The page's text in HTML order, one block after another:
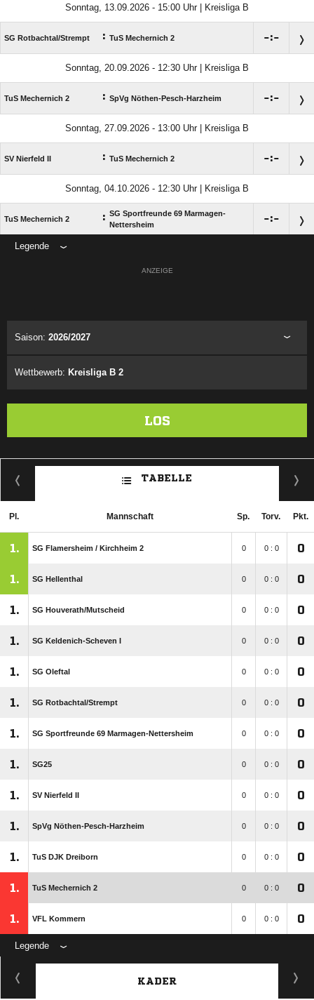
Sonntag, 13.09.2026 - 15:00 Uhr | Kreisliga B
SG Rotbachtal/​Strempt : TuS Mechernich 2 :
Sonntag, 20.09.2026 - 12:30 Uhr | Kreisliga B
TuS Mechernich 2 : SpVg Nöthen-Pesch-Harzheim :
Sonntag, 27.09.2026 - 13:00 Uhr | Kreisliga B
SV Nierfeld II : TuS Mechernich 2 :
Sonntag, 04.10.2026 - 12:30 Uhr | Kreisliga B
TuS Mechernich 2 : SG Sportfreunde 69 Marmagen-
Nettersheim
:
Legende
ANZEIGE
Saison: 2026/2027
Wettbewerb: Kreisliga B 2
LOS
TABELLE
Pl. Mannschaft Sp. Torv. Pkt.
1. SG Flamersheim /​ Kirchheim 2 0 0 : 0 0
1. SG Hellenthal 0 0 : 0 0
1. SG Houverath/​Mutscheid 0 0 : 0 0
1. SG Keldenich-Scheven I 0 0 : 0 0
1. SG Oleftal 0 0 : 0 0
1. SG Rotbachtal/​Strempt 0 0 : 0 0
1. SG Sportfreunde 69 Marmagen-Nettersheim 0 0 : 0 0
1. SG25 0 0 : 0 0
1. SV Nierfeld II 0 0 : 0 0
1. SpVg Nöthen-Pesch-Harzheim 0 0 : 0 0
1. TuS DJK Dreiborn 0 0 : 0 0
1. TuS Mechernich 2 0 0 : 0 0
1. VFL Kommern 0 0 : 0 0
Legende
KADER